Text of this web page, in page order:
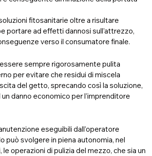
fitosanitarie oltre a risultare
portare ad effetti dannosi sull’attrezzo,
verso il consumatore finale.
sempre rigorosamente pulita
per evitare che residui di miscela
del getto, sprecando così la soluzione,
danno economico per l’imprenditore
eseguibili dall’operatore
può svolgere in piena autonomia, nel
operazioni di pulizia del mezzo, che sia un